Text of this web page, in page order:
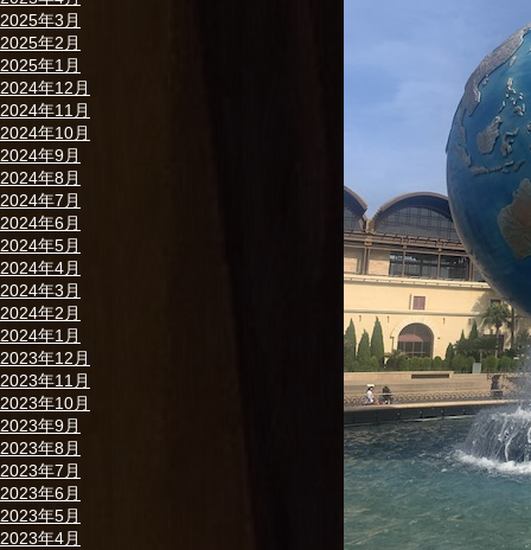
2025年3月
2025年2月
2025年1月
2024年12月
2024年11月
2024年10月
2024年9月
2024年8月
2024年7月
2024年6月
2024年5月
2024年4月
2024年3月
2024年2月
2024年1月
2023年12月
2023年11月
2023年10月
2023年9月
2023年8月
2023年7月
2023年6月
2023年5月
2023年4月